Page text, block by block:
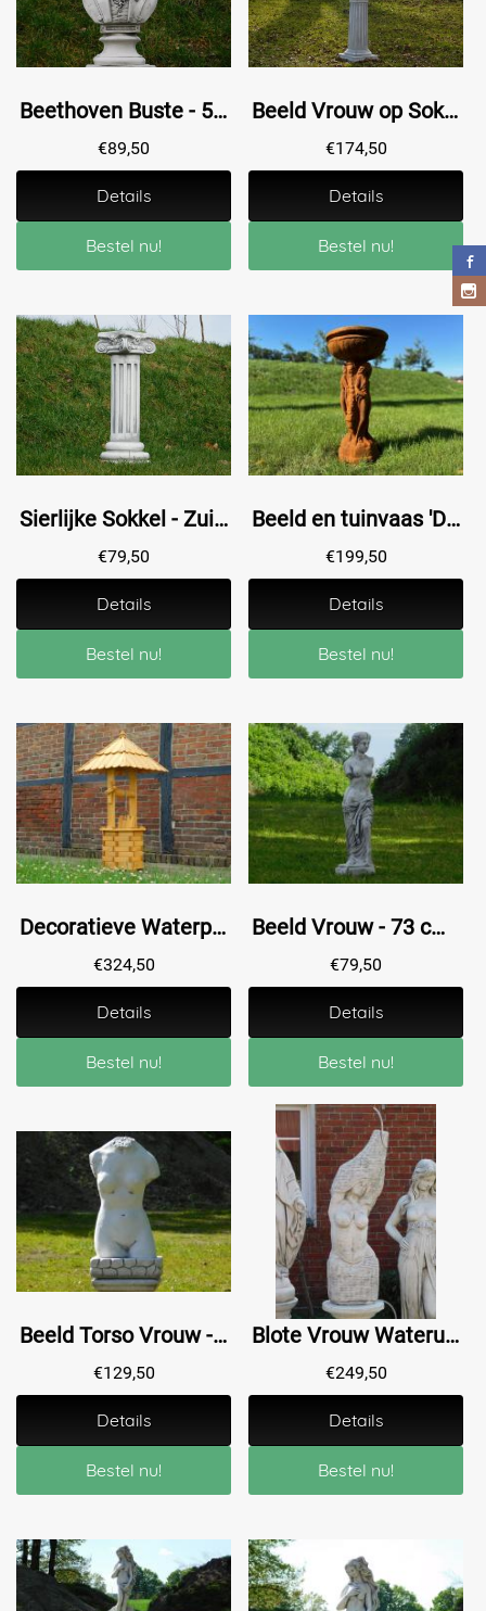
Beethoven Buste - 53 cm - Steen
€89,50
Details
Bestel nu!
Beeld Vrouw op Sokkel - 143 cm - Steen
€174,50
Details
Bestel nu!
Sierlijke Sokkel - Zuil - 75 cm - Steen
€79,50
Details
Bestel nu!
Beeld en tuinvaas 'Drie Vrouwen' met schaal - 85 cm - volledig steen - oxide
€199,50
Details
Bestel nu!
Decoratieve Waterput - 130 cm - Hout
€324,50
Details
Bestel nu!
Beeld Vrouw - 73 cm - Abstract
€79,50
Details
Bestel nu!
Beeld Torso Vrouw - 55 cm -Steen
€129,50
Details
Bestel nu!
Blote Vrouw Wateruitloop - 105 cm - Steen
€249,50
Details
Bestel nu!